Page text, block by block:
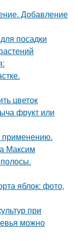
Добавление
посадки
цветок
фрукт или
применению.
Максим
яблок: фото,
при
можно